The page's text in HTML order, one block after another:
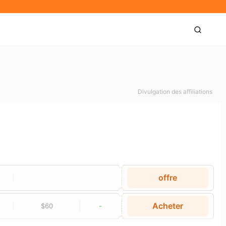
Divulgation des affiliations
offre
$60 - Acheter